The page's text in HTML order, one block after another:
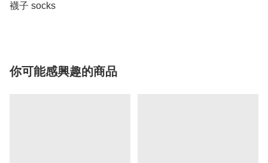
襪子 socks
你可能感興趣的商品